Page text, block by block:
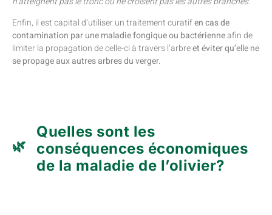
Enfin, il est capital d’utiliser un traitement curatifen cas de
contamination par une maladie fongique ou bactérienneafin de
limiter la propagation de celle-ci à travers l’arbreet éviter qu’elle ne
se propage aux autres arbres du verger.
Quelles sont les
conséquences économiques
de la maladie de l’olivier?